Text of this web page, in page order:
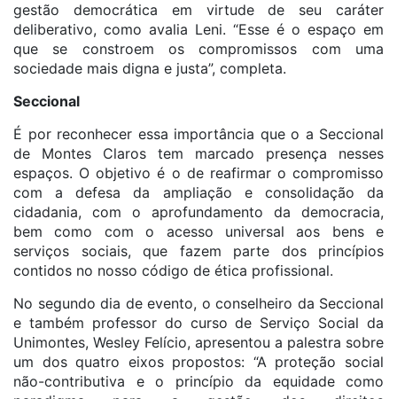
gestão democrática em virtude de seu caráter
deliberativo, como avalia Leni. “Esse é o espaço em
que se constroem os compromissos com uma
sociedade mais digna e justa”, completa.
Seccional
É por reconhecer essa importância que o a Seccional
de Montes Claros tem marcado presença nesses
espaços. O objetivo é o de reafirmar o compromisso
com a defesa da ampliação e consolidação da
cidadania, com o aprofundamento da democracia,
bem como com o acesso universal aos bens e
serviços sociais, que fazem parte dos princípios
contidos no nosso código de ética profissional.
No segundo dia de evento, o conselheiro da Seccional
e também professor do curso de Serviço Social da
Unimontes, Wesley Felício, apresentou a palestra sobre
um dos quatro eixos propostos: “A proteção social
não-contributiva e o princípio da equidade como